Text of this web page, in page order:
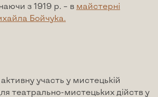
з 1919 р. – в майстерні
Бойчука.
участь у мистецькій
театрально-мистецьких дійств у